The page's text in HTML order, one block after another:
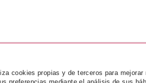
cookies propias y de terceros para
preferencias mediante el análisis de sus